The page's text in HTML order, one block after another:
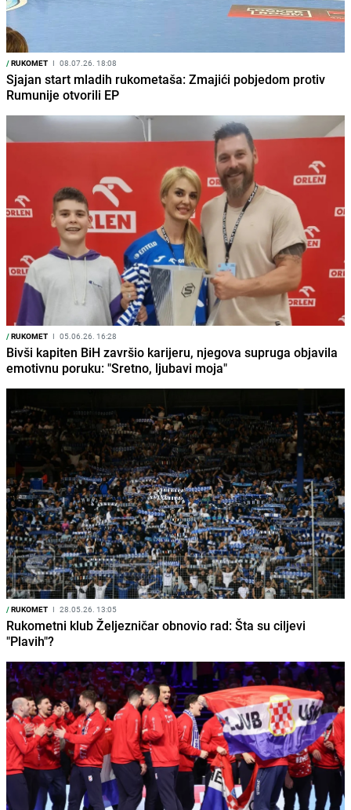
/RUKOMET I 08.07.26. 18:08
Sjajan start mladih rukometaša: Zmajići pobjedom protiv
Rumunije otvorili EP
/RUKOMET I 05.06.26. 16:28
Bivši kapiten BiH završio karijeru, njegova supruga objavila
emotivnu poruku: "Sretno, ljubavi moja"
/RUKOMET I 28.05.26. 13:05
Rukometni klub Željezničar obnovio rad: Šta su ciljevi
"Plavih"?